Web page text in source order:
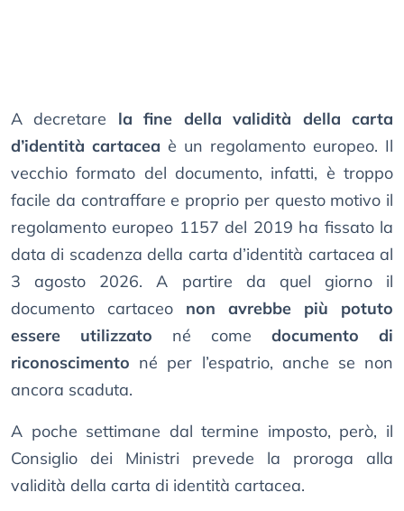
A decretare la fine della validità della carta
d’identità cartacea è un regolamento europeo. Il
vecchio formato del documento, infatti, è troppo
facile da contraffare e proprio per questo motivo il
regolamento europeo 1157 del 2019 ha fissato la
data di scadenza della carta d’identità cartacea al
3 agosto 2026. A partire da quel giorno il
documento cartaceo non avrebbe più potuto
essere utilizzato né come documento di
riconoscimento né per l’espatrio, anche se non
ancora scaduta.
A poche settimane dal termine imposto, però, il
Consiglio dei Ministri prevede la proroga alla
validità della carta di identità cartacea.